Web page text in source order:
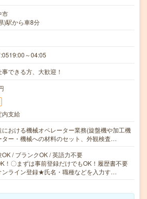
市
)駅から車8分
～04:05
できる方、大歓迎！
内支給
における機械オペレーター業務(旋盤機や加工機
ター・機械への材料のセット、外観検査…
/ ブランクOK / 英語力不要
！〇まずは事前登録だけでもOK！履歴書不要
ンライン登録★氏名・職種などを入力す…